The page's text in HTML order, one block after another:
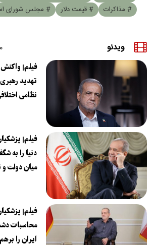
# مذاکرات
# قیمت دلار # مجلس شورای
ویدئو
فیلم|
تهدید
نظامی
فیلم|
دنیا را به
میان دولت
فیلم|
محاسبات
ایران را